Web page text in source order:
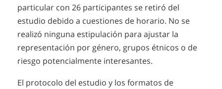
particular con 26 participantes se retiró del
estudio debido a cuestiones de horario. No se
realizó ninguna estipulación para ajustar la
representación por género, grupos étnicos o de
riesgo potencialmente interesantes.
El protocolo del estudio y los formatos de